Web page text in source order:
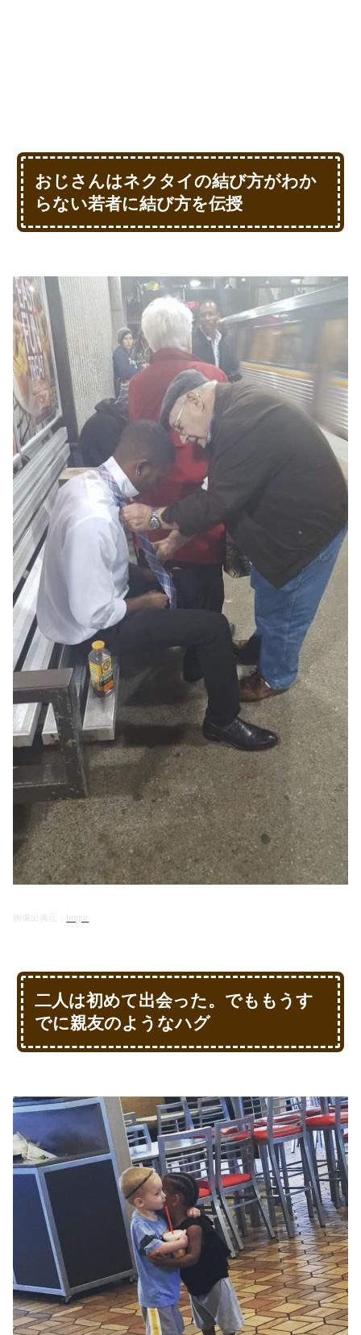
おじさんはネクタイの結び方がわか
らない若者に結び方を伝授
画像出典元： Imgur
二人は初めて出会った。でももうす
でに親友のようなハグ